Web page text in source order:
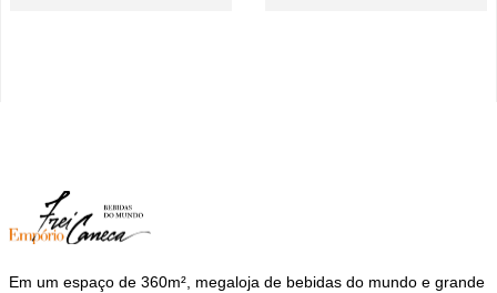
Em um espaço de 360m², megaloja de bebidas do mundo e grande